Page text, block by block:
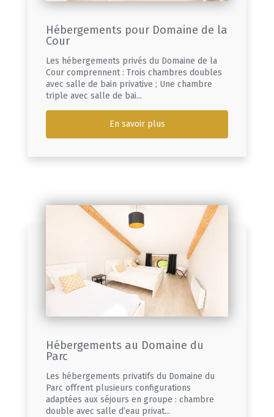
Hébergements pour Domaine de la
Cour
Les hébergements privés du Domaine de la
Cour comprennent : Trois chambres doubles
avec salle de bain privative ; Une chambre
triple avec salle de bai...
En savoir plus
Hébergements au Domaine du
Parc
Les hébergements privatifs du Domaine du
Parc offrent plusieurs configurations
adaptées aux séjours en groupe : chambre
double avec salle d’eau privat...